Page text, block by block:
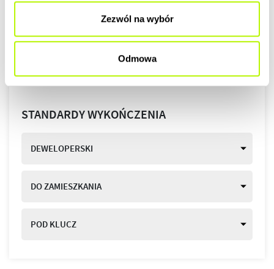
Zezwól na wybór
Odmowa
STANDARDY WYKOŃCZENIA
DEWELOPERSKI
DO ZAMIESZKANIA
POD KLUCZ